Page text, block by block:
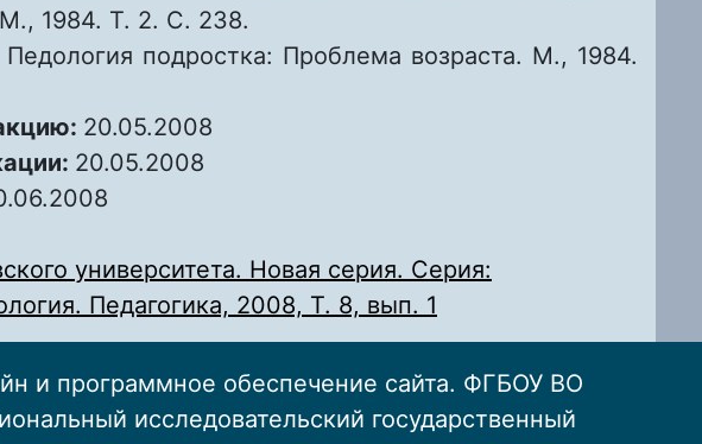
1984. Т. 2. С. 238.
подростка: Проблема возраста. М., 1984.
20.05.2008
20.05.2008
университета. Новая серия. Серия:
Педагогика, 2008, Т. 8, вып. 1
и программное обеспечение сайта. ФГБОУ ВО
исследовательский государственный